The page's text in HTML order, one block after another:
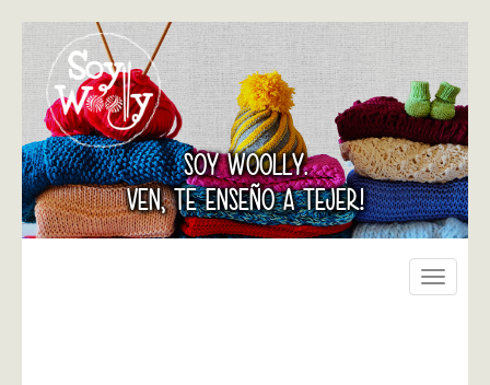
SOY WOOLLY.
VEN, TE ENSEÑO A TEJER!
Toggle